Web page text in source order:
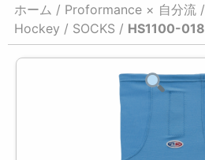
ホーム / Proformance × 自分流 /
Hockey / SOCKS / HS1100-018